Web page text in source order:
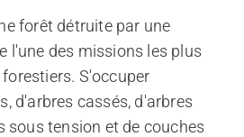
forêt détruite par une
l'une des missions les plus
S'occuper
d'arbres cassés, d'arbres
sous tension et de couches